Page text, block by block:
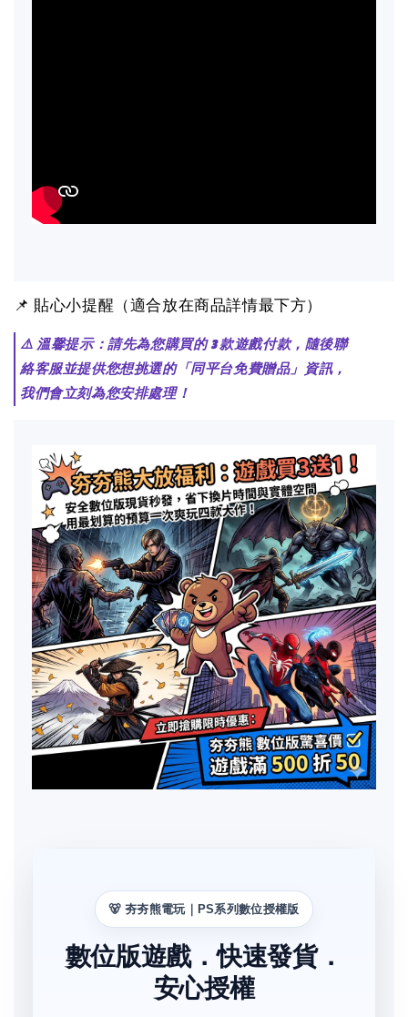
📌 貼心小提醒（適合放在商品詳情最下方）
⚠️ 溫馨提示：請先為您購買的 3 款遊戲付款，隨後聯
絡客服並提供您想挑選的「同平台免費贈品」資訊，
我們會立刻為您安排處理！
🐻 夯夯熊電玩｜PS系列數位授權版
數位版遊戲．快速發貨．
安心授權